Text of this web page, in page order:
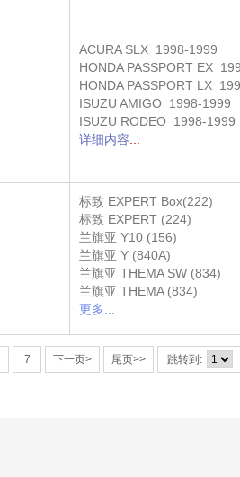
ACURA SLX 1998-1999
HONDA PASSPORT EX
HONDA PASSPORT LX
ISUZU AMIGO 1998-1999
ISUZU RODEO 1998-1999
详细内容
标致 EXPERT Box(222)
标致 EXPERT (224)
兰旗亚 Y10 (156)
兰旗亚 Y (840A)
兰旗亚 THEMA SW (834)
兰旗亚 THEMA (834)
更多...
7 下一页> 尾页>> 跳转到: